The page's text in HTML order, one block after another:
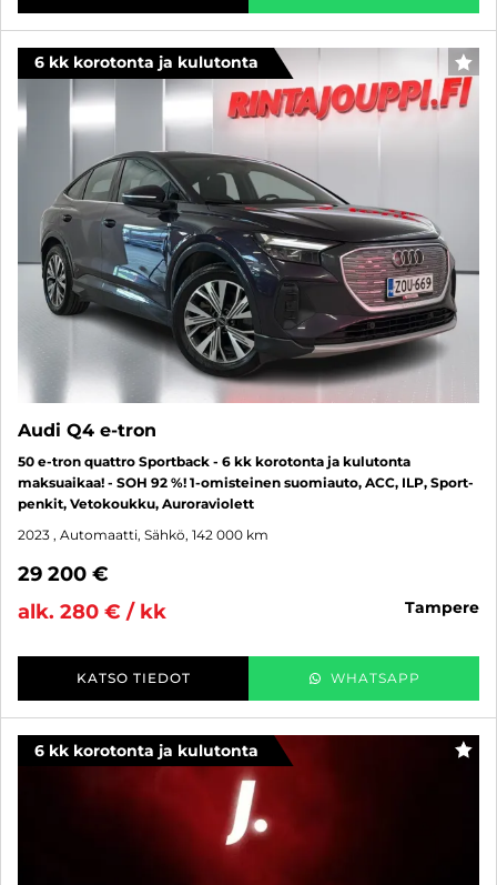
6 kk korotonta ja kulutonta
Audi Q4 e-tron
50 e-tron quattro Sportback - 6 kk korotonta ja kulutonta
maksuaikaa! - SOH 92 %! 1-omisteinen suomiauto, ACC, ILP, Sport-
penkit, Vetokoukku, Auroraviolett
2023 , Automaatti, Sähkö, 142 000 km
29 200 €
alk. 280 € / kk
tampere
KATSO TIEDOT WHATSAPP
6 kk korotonta ja kulutonta